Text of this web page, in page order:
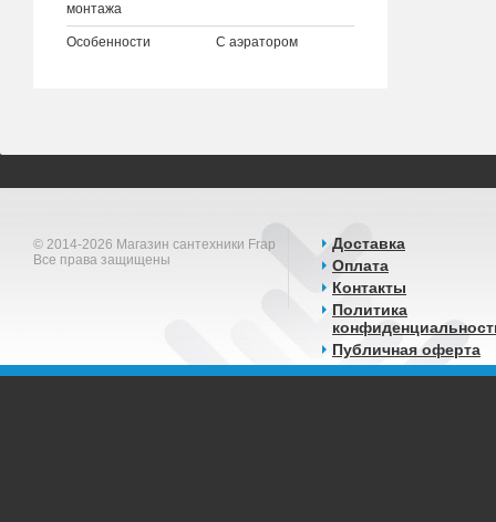
монтажа
Особенности С аэратором
© 2014-2026 Магазин сантехники Frap
Все права защищены
Доставка
Оплата
Контакты
Политика
Публичная оферта